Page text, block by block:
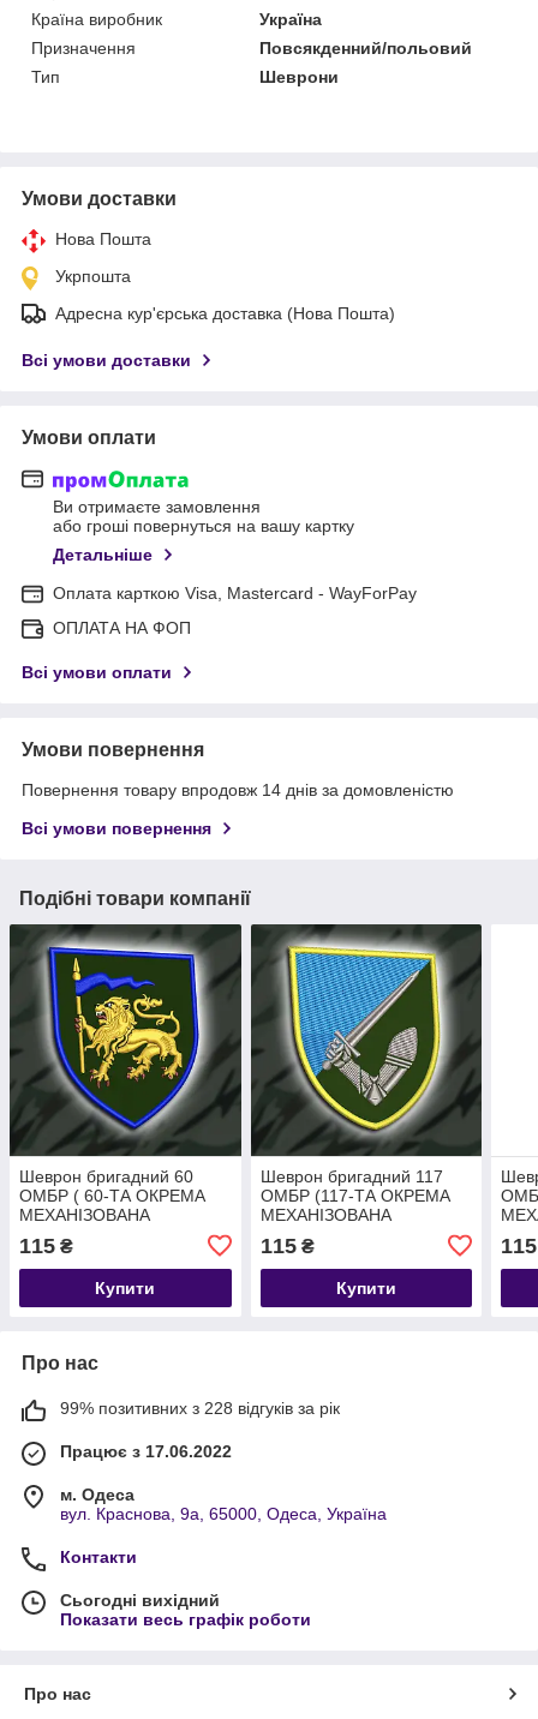
Країна виробник
Україна
Призначення
Повсякденний/польовий
Тип
Шеврони
Умови доставки
Нова Пошта
Укрпошта
Адресна кур'єрська доставка (Нова Пошта)
Всі умови доставки
Умови оплати
Ви отримаєте замовлення
або гроші повернуться на вашу картку
Детальніше
Оплата карткою Visa, Mastercard - WayForPay
ОПЛАТА НА ФОП
Всі умови оплати
Умови повернення
Повернення товару впродовж 14 днів за домовленістю
Всі умови повернення
Подібні товари компанії
Шеврон бригадний 60
ОМБР ( 60-ТА ОКРЕМА
МЕХАНІЗОВАНА
ІНГУЛЕЦЬКА БРИГАДА )
8Х7СМ
115 ₴
Купити
Шеврон бригадний 117
ОМБР (117-ТА ОКРЕМА
МЕХАНІЗОВАНА
115₴
Купити
115
Про нас
99% позитивних з 228 відгуків за рік
Працює з 17.06.2022
м. Одеса
вул. Краснова, 9а, 65000, Одеса, Україна
Контакти
Сьогодні вихідний
Показати весь графік роботи
Про нас